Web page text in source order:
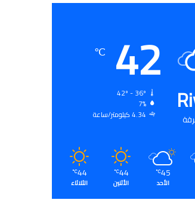
42
℃
7%
4.34 كيلومتر/ساعة
45
℃
الأحد
44
℃
الأثنين
44
℃
الثلاثاء